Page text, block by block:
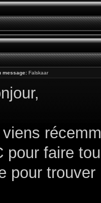
message: Falskaar
pour faire
pour